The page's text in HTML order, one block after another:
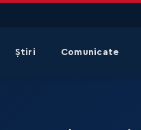
Știri Comunicate